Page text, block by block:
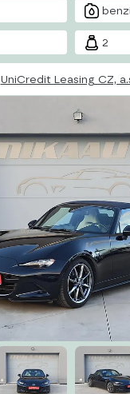
2
UniCredit Leasing CZ,